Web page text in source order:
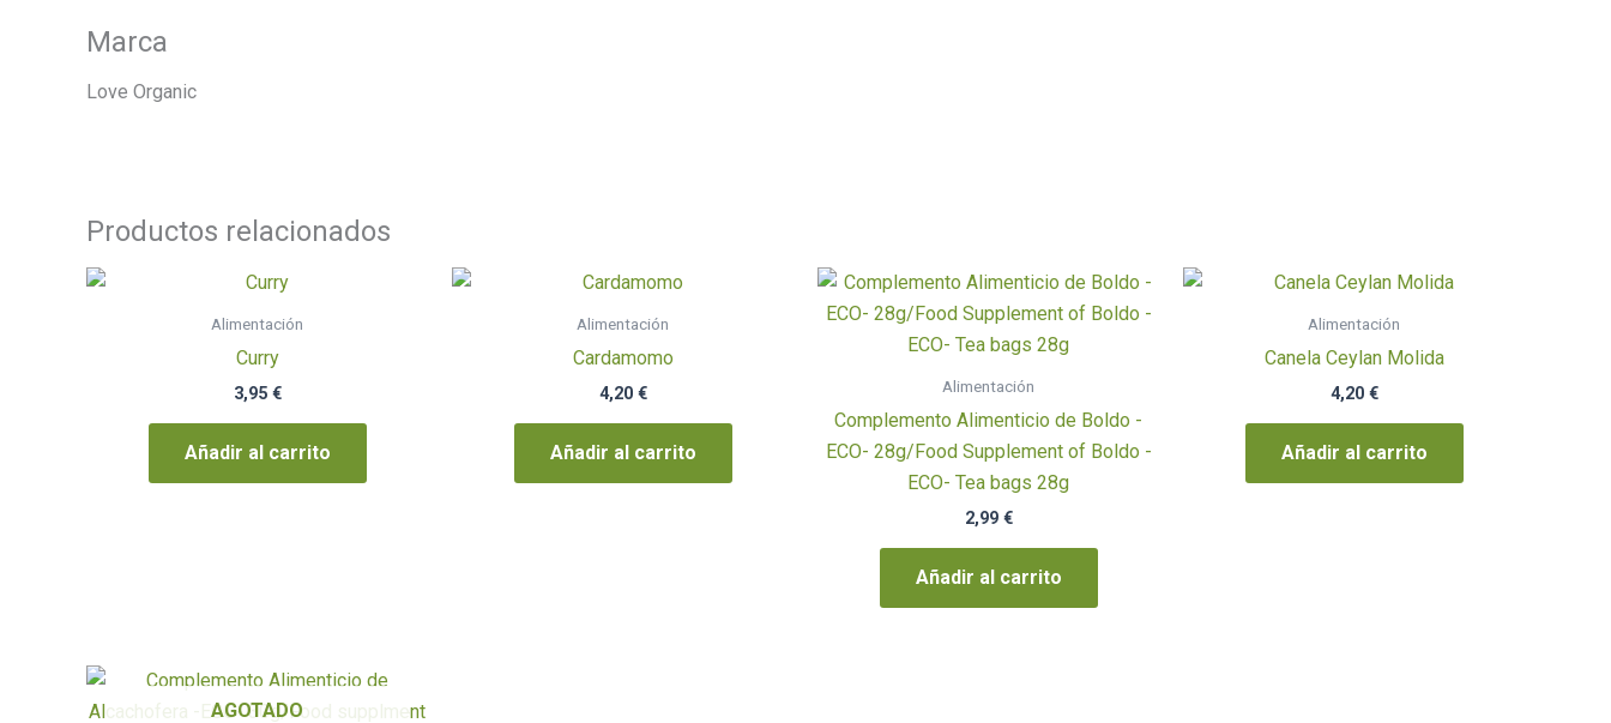
Marca
Love Organic
Productos relacionados
Alimentación
Curry
3,95 €
Añadir al carrito
Alimentación
Cardamomo
4,20 €
Añadir al carrito
Alimentación
Complemento Alimenticio de Boldo -
ECO- 28g/Food Supplement of Boldo -
ECO- Tea bags 28g
2,99 €
Añadir al carrito
Alimentación
Canela Ceylan Molida
4,20 €
Añadir al carrito
AGOTADO